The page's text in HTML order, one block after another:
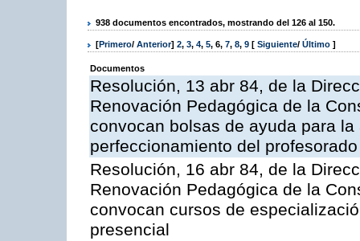
938 documentos encontrados, mostrando del 126 al 150.
[Primero/ Anterior] 2, 3, 4, 5, 6, 7, 8, 9 [ Siguiente/ Último ]
Documentos
Resolución, 13 abr 84, de la
Renovación Pedagógica de la
convocan bolsas de ayuda para
perfeccionamiento del profesorado
Resolución, 16 abr 84, de la
Renovación Pedagógica de la
convocan cursos de
presencial